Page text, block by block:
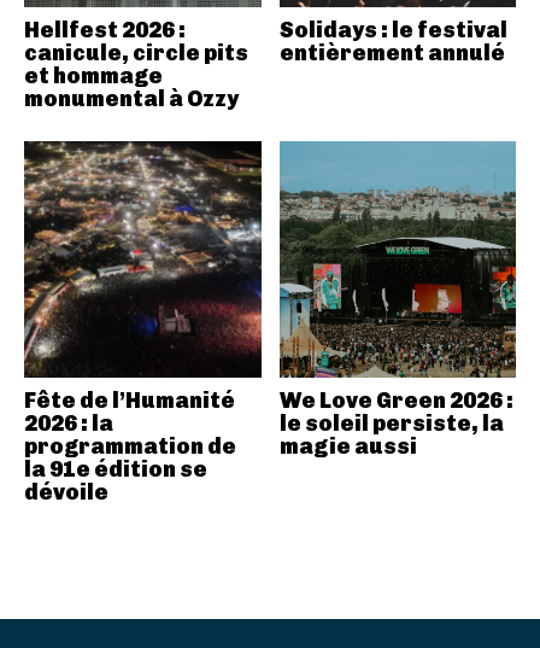
Hellfest 2026 :
canicule, circle pits
et hommage
monumental à Ozzy
Solidays : le festival
entièrement annulé
Fête de l’Humanité
2026 : la
programmation de
la 91e édition se
dévoile
We Love Green 2026 :
le soleil persiste, la
magie aussi